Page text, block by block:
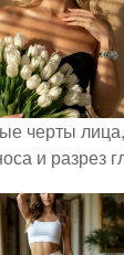
черты
и разрез